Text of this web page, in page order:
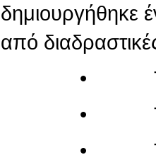
δημιουργήθηκε
από
• Τους
• Τα
• Τους